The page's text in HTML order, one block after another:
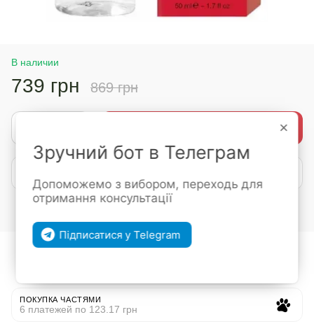
В наличии
739 грн 869 грн
Войти для отображения накопительной скидки
В избранное
ПОКУПКА ЧАСТЯМИ
6 платежей по 123.17 грн
Зручний бот в Телеграм
Допоможемо з вибором, переходь для
отримання консультації
Підписатися у Telegram
×